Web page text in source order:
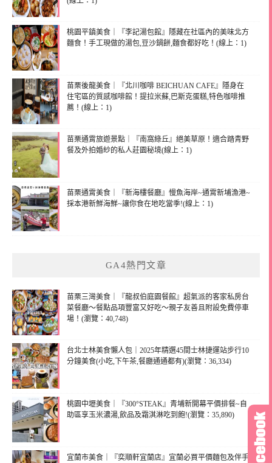
桃園平鎮美食｜『李記湯包館』隱藏在社區內的美味北方
麵食！手工現做的湯包,豆沙鍋餅,麵食都好吃！(線上：1)
苗栗後龍美食｜『北川咖啡 BEICHUAN CAFE』隱身在
住宅區的質感咖啡館！提拉米蘇,巴斯克蛋糕,特色咖啡推
薦！(線上：1)
苗栗通霄旅遊景點｜『南窩綠丘』絕美草原！適合踏青野
餐及外拍婚紗的私人莊園秘境(線上：1)
苗栗通霄美食｜『新海樓餐廳』慢魚海岸~通霄新埔漁港~
採本港新鮮海鮮~讓你食在地吃當季!(線上：1)
GA4熱門文章
苗栗三灣美食｜『龍叔伯庭園餐館』超氣派的客家私房台
菜餐廳～餐點品項豐富又好吃～親子友善且附設免費停車
場！(瀏覽：40,748)
台北士林美食懶人包｜2025年精選45間士林捷運站步行10
分鐘美食(小吃,下午茶,餐廳通通都有)(瀏覽：36,334)
桃園中壢美食｜『300°STEAK』青埔新開幕平價排餐~自
助區享玉米濃湯,飲品及霜淇淋吃到飽!(瀏覽：35,890)
宜蘭市美食｜『奕順軒宜蘭店』宜蘭必買平價麵包及伴手